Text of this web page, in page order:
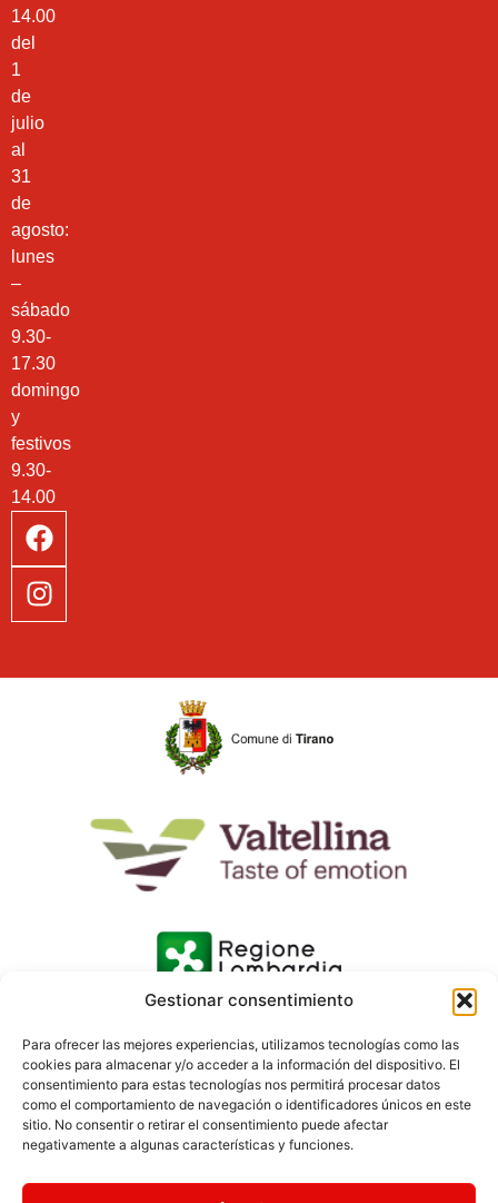
Gestionar consentimiento
Para ofrecer las mejores experiencias, utilizamos tecnologías como las
cookies para almacenar y/o acceder a la información del dispositivo. El
consentimiento para estas tecnologías nos permitirá procesar datos
como el comportamiento de navegación o identificadores únicos en este
sitio. No consentir o retirar el consentimiento puede afectar
negativamente a algunas características y funciones.
14.00
del
1
de
julio
al
31
de
agosto:
lunes
–
sábado
9.30-
17.30
domingo
y
festivos
9.30-
14.00